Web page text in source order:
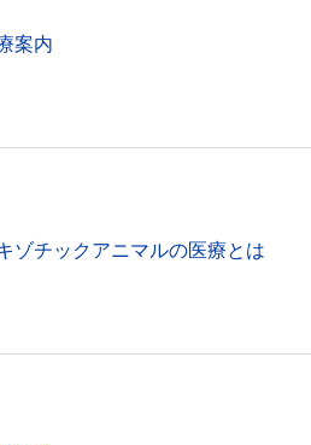
案内
ゾチックアニマルの医療とは